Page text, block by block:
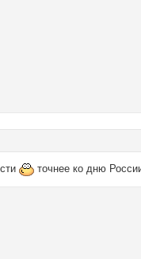
точнее ко дню